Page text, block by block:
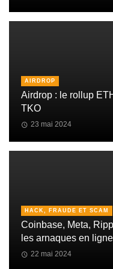
AIRDROP
Airdrop : le rollup
TKO
23 mai 2024
HACK, FRAUDE ET SCAM
Coinbase, Meta,
les arnaques en ligne
22 mai 2024